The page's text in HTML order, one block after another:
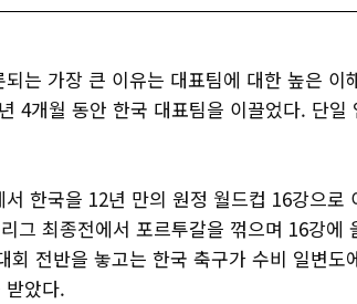
는 가장 큰 이유는 대표팀에 대한 높은 이
4개월 동안 한국 대표팀을 이끌었다. 단일
한국을 12년 만의 원정 월드컵 16강으로
그 최종전에서 포르투갈을 꺾으며 16강에
회 전반을 놓고는 한국 축구가 수비 일변도
받았다.